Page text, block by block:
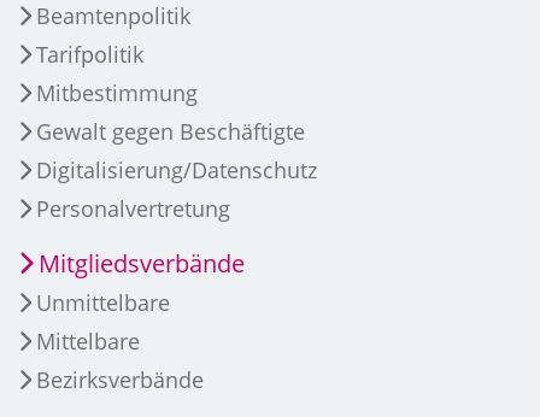
Beamtenpolitik
Tarifpolitik
Mitbestimmung
Gewalt gegen Beschäftigte
Digitalisierung/Datenschutz
Personalvertretung
Mitgliedsverbände
Unmittelbare
Mittelbare
Bezirksverbände